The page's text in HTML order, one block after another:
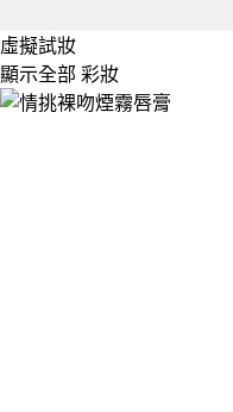
虛擬試妝
顯示全部 彩妝